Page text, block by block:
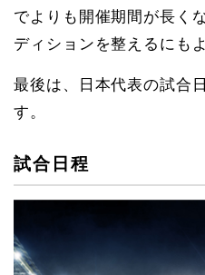
でよりも開催期間が長く
ディションを整えるにも
最後は、日本代表の試合
す。
試合日程